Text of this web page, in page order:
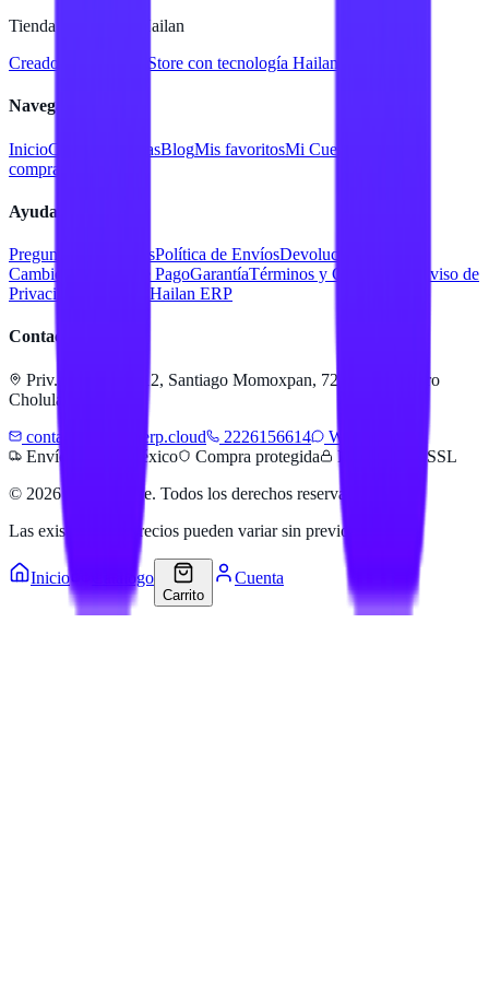
Tienda en línea de Hailan
Creado para
Hailan Store con tecnología Hailan ERP
Navegación
InicioCatálogo MarcasBlogMis favoritosMi Cuenta
compra
Ayuda
Preguntas FrecuentesPolítica de EnvíosDevoluciones y
Cambios
Métodos de PagoGarantíaTérminos y Condiciones
Aviso de
Privacidad
Servicios Hailan ERP
Contacto
Priv. Alejandra 512, Santiago Momoxpan, 72775 San Pedro
Cholula, Pue.
contacto@hailanerp.cloud
2226156614
WhatsApp
Envíos a todo México
Compra protegida
Pago seguro SSL
© 2026 Hailan Store. Todos los derechos reservados.
Las existencias y precios pueden variar sin previo aviso.
Inicio Catálogo
Carrito
Cuenta